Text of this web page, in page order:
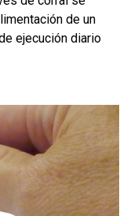
de un
ejecución diario